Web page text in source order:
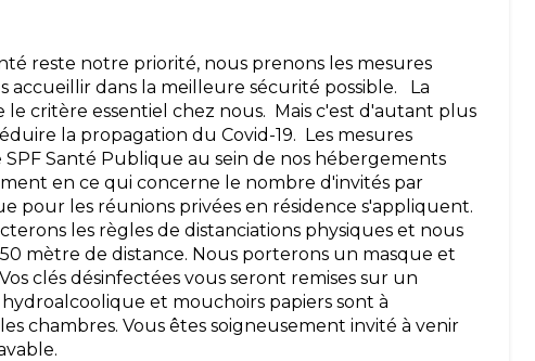
reste notre priorité, nous prenons les mesures
accueillir dans la meilleure sécurité possible. La
critère essentiel chez nous. Mais c'est d'autant plus
la propagation du Covid-19. Les mesures
Santé Publique au sein de nos hébergements
en ce qui concerne le nombre d'invités par
pour les réunions privées en résidence s'appliquent.
les règles de distanciations physiques et nous
mètre de distance. Nous porterons un masque et
clés désinfectées vous seront remises sur un
et mouchoirs papiers sont à
chambres. Vous êtes soigneusement invité à venir